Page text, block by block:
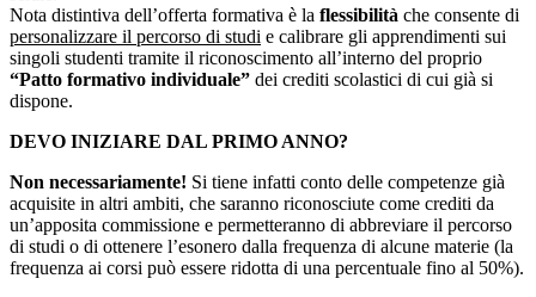
Nota distintiva dell’offerta formativa è la flessibilità che consente di
personalizzare il percorso di studi e calibrare gli apprendimenti sui
singoli studenti tramite il riconoscimento all’interno del proprio
“Patto formativo individuale” dei crediti scolastici di cui già si
dispone.
DEVO INIZIARE DAL PRIMO ANNO?
Non necessariamente! Si tiene infatti conto delle competenze già
acquisite in altri ambiti, che saranno riconosciute come crediti da
un’apposita commissione e permetteranno di abbreviare il percorso
di studi o di ottenere l’esonero dalla frequenza di alcune materie (la
frequenza ai corsi può essere ridotta di una percentuale fino al 50%).